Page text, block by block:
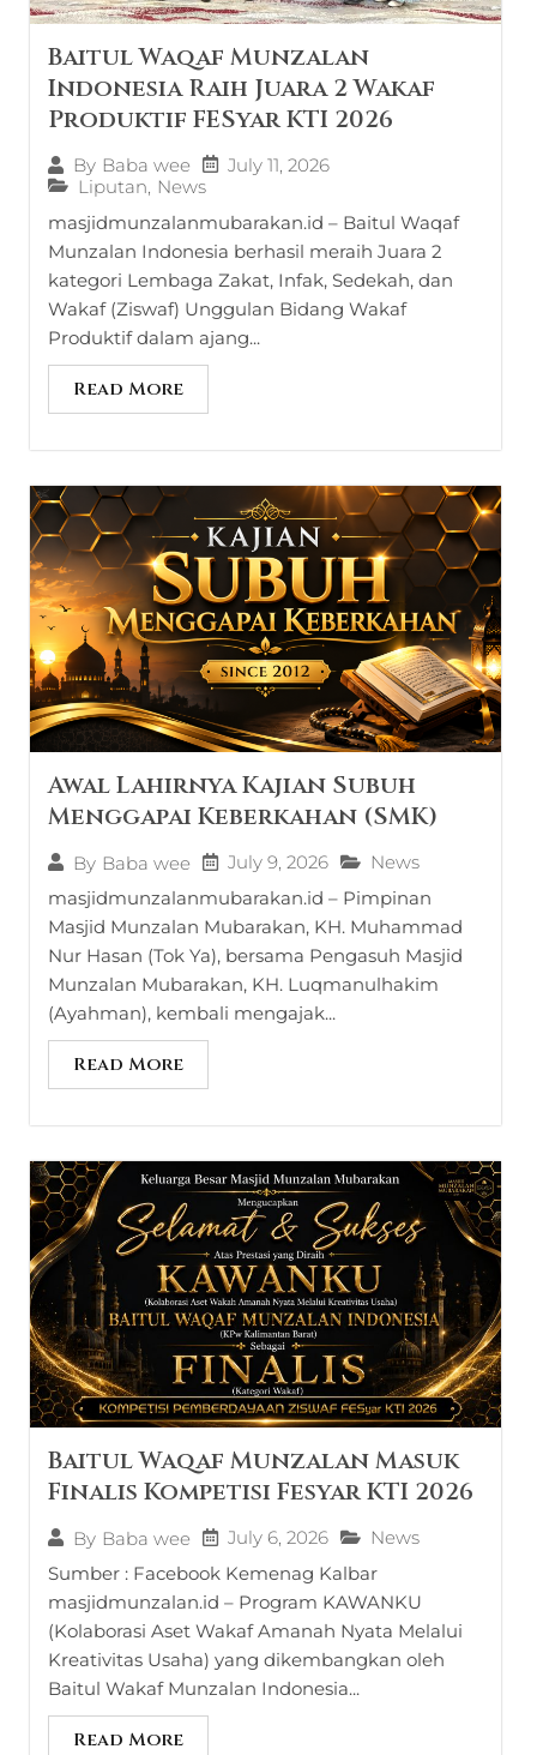
Baitul Waqaf Munzalan
Indonesia Raih Juara 2 Wakaf
Produktif FESyar KTI 2026
By Baba wee
July 11, 2026
Liputan, News
masjidmunzalanmubarakan.id – Baitul Waqaf
Munzalan Indonesia berhasil meraih Juara 2
kategori Lembaga Zakat, Infak, Sedekah, dan
Wakaf (Ziswaf) Unggulan Bidang Wakaf
Produktif dalam ajang...
Read More
Awal Lahirnya Kajian Subuh
Menggapai Keberkahan (SMK)
By Baba wee July 9, 2026
News
masjidmunzalanmubarakan.id – Pimpinan
Masjid Munzalan Mubarakan, KH. Muhammad
Nur Hasan (Tok Ya), bersama Pengasuh Masjid
Munzalan Mubarakan, KH. Luqmanulhakim
(Ayahman), kembali mengajak...
Read More
Baitul Waqaf Munzalan Masuk
Finalis Kompetisi Fesyar KTI 2026
By Baba wee July 6, 2026
News
Sumber : Facebook Kemenag Kalbar
masjidmunzalan.id – Program KAWANKU
(Kolaborasi Aset Wakaf Amanah Nyata Melalui
Kreativitas Usaha) yang dikembangkan oleh
Baitul Wakaf Munzalan Indonesia...
Read More